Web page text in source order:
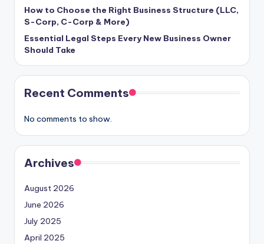
How to Choose the Right Business Structure (LLC,
S-Corp, C-Corp & More)
Essential Legal Steps Every New Business Owner
Should Take
Recent Comments
No comments to show.
Archives
August 2026
June 2026
July 2025
April 2025